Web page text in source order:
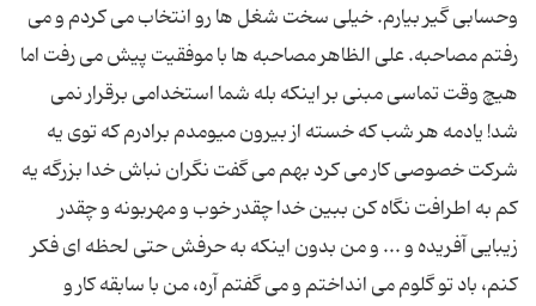
وحسابی گیر بیارم. خیلی سخت شغل ها رو انتخاب می کردم و می
رفتم مصاحبه. علی الظاهر مصاحبه ها با موفقیت پیش می رفت اما
هیچ وقت تماسی مبنی بر اینکه بله شما استخدامی برقرار نمی
شد! یادمه هر شب که خسته از بیرون میومدم برادرم که توی یه
شرکت خصوصی کار می کرد بهم می گفت نگران نباش خدا بزرگه یه
کم به اطرافت نگاه کن ببین خدا چقدر خوب و مهربونه و چقدر
زیبایی آفریده و ... و من بدون اینکه به حرفش حتی لحظه ای فکر
کنم، باد تو گلوم می انداختم و می گفتم آره، من با سابقه کار و